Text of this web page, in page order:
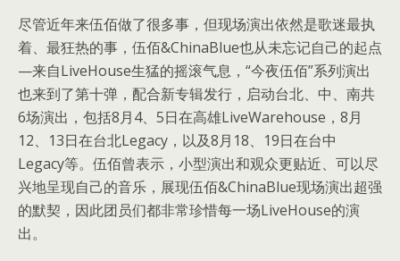
尽管近年来伍佰做了很多事，但现场演出依然是歌迷最执
着、最狂热的事，伍佰&ChinaBlue也从未忘记自己的起点
—来自LiveHouse生猛的摇滚气息，“今夜伍佰”系列演出
也来到了第十弹，配合新专辑发行，启动台北、中、南共
6场演出，包括8月4、5日在高雄LiveWarehouse，8月
12、13日在台北Legacy，以及8月18、19日在台中
Legacy等。伍佰曾表示，小型演出和观众更贴近、可以尽
兴地呈现自己的音乐，展现伍佰&ChinaBlue现场演出超强
的默契，因此团员们都非常珍惜每一场LiveHouse的演
出。